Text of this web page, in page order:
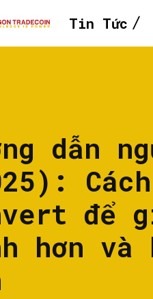
Tin Tức
dẫn
để
hơn và